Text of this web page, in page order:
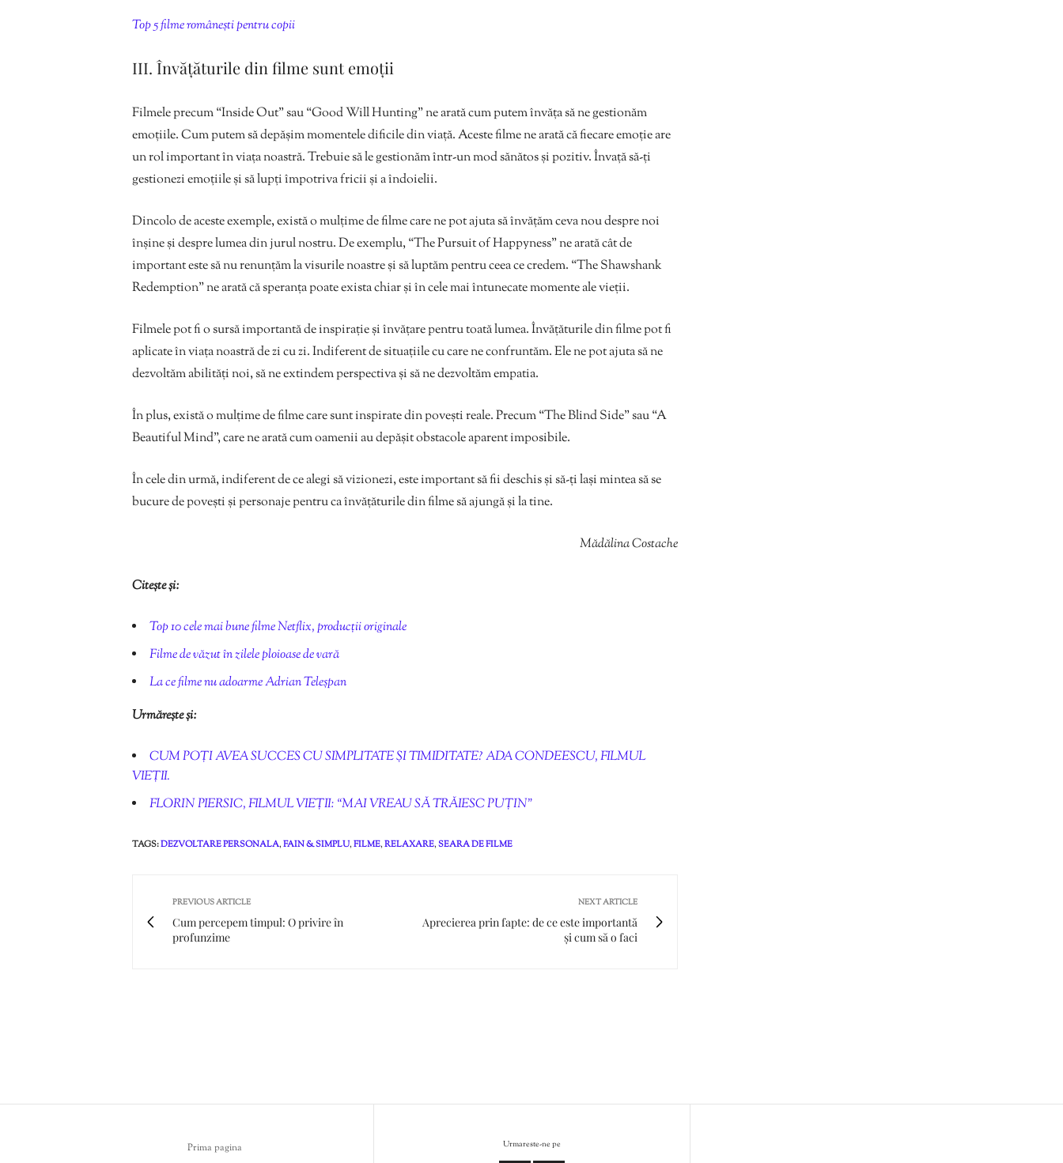
Top 5 filme românești pentru copii
III. Învățăturile din filme sunt emoții
Filmele precum “Inside Out” sau “Good Will Hunting” ne arată cum putem învăța să ne gestionăm
emoțiile. Cum putem să depășim momentele dificile din viață. Aceste filme ne arată că fiecare emoție are
un rol important în viața noastră. Trebuie să le gestionăm într-un mod sănătos și pozitiv. Învață să-ți
gestionezi emoțiile și să lupți împotriva fricii și a îndoielii.
Dincolo de aceste exemple, există o mulțime de filme care ne pot ajuta să învățăm ceva nou despre noi
înșine și despre lumea din jurul nostru. De exemplu, “The Pursuit of Happyness” ne arată cât de
important este să nu renunțăm la visurile noastre și să luptăm pentru ceea ce credem. “The Shawshank
Redemption” ne arată că speranța poate exista chiar și în cele mai întunecate momente ale vieții.
Filmele pot fi o sursă importantă de inspirație și învățare pentru toată lumea. Învățăturile din filme pot fi
aplicate în viața noastră de zi cu zi. Indiferent de situațiile cu care ne confruntăm. Ele ne pot ajuta să ne
dezvoltăm abilități noi, să ne extindem perspectiva și să ne dezvoltăm empatia.
În plus, există o mulțime de filme care sunt inspirate din povești reale. Precum “The Blind Side” sau “A
Beautiful Mind”, care ne arată cum oamenii au depășit obstacole aparent imposibile.
În cele din urmă, indiferent de ce alegi să vizionezi, este important să fii deschis și să-ți lași mintea să se
bucure de povești și personaje pentru ca învățăturile din filme să ajungă și la tine.
Mădălina Costache
Citește și:
Top 10 cele mai bune filme Netflix, producții originale
Filme de văzut în zilele ploioase de vară
La ce filme nu adoarme Adrian Teleșpan
Urmărește și:
CUM POȚI AVEA SUCCES CU SIMPLITATE ȘI TIMIDITATE? ADA CONDEESCU, FILMUL
VIEȚII.
FLORIN PIERSIC, FILMUL VIEȚII: “MAI VREAU SĂ TRĂIESC PUȚIN”
TAGS:DEZVOLTARE PERSONALA,FAIN & SIMPLU,FILME,RELAXARE,SEARA DE FILME
PREVIOUS ARTICLE
Cum percepem timpul: O privire în
profunzime
NEXT ARTICLE
Aprecierea prin fapte: de ce este importantă
și cum să o faci
Prima pagina Urmareste-ne pe